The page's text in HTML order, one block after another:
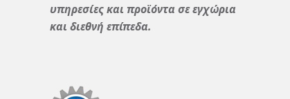
υπηρεσίες και προϊόντα σε εγχώρια
και διεθνή επίπεδα.